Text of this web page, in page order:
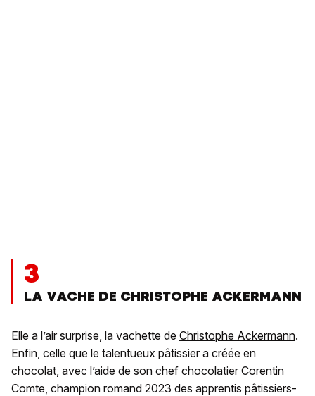
3
LA VACHE DE CHRISTOPHE ACKERMANN
Elle a l’air surprise, la vachette de Christophe Ackermann.
Enfin, celle que le talentueux pâtissier a créée en
chocolat, avec l’aide de son chef chocolatier Corentin
Comte, champion romand 2023 des apprentis pâtissiers-